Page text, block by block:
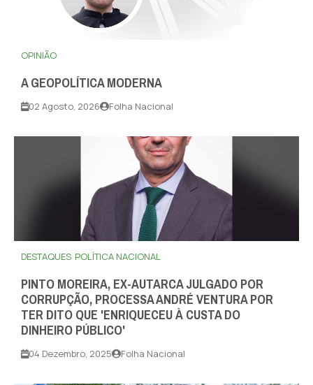
OPINIÃO
A GEOPOLÍTICA MODERNA
02 Agosto, 2026 Folha Nacional
DESTAQUES POLÍTICA NACIONAL
PINTO MOREIRA, EX-AUTARCA JULGADO POR
CORRUPÇÃO, PROCESSA ANDRÉ VENTURA POR
TER DITO QUE 'ENRIQUECEU À CUSTA DO
DINHEIRO PÚBLICO'
04 Dezembro, 2025 Folha Nacional